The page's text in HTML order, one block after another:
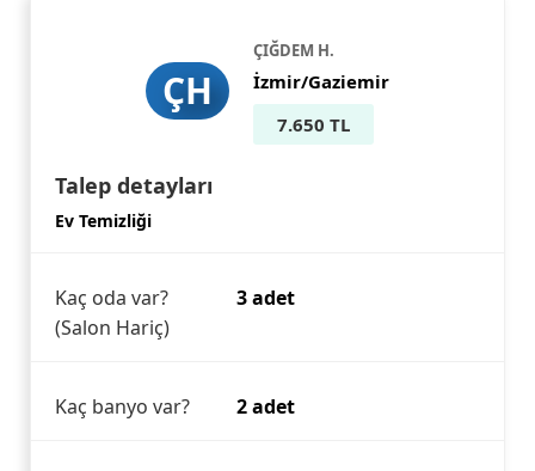
ÇH
ÇIĞDEM H.
İzmir/Gaziemir
7.650 TL
Talep detayları
Ev Temizliği
Kaç oda var?
(Salon Hariç)
3 adet
Kaç banyo var? 2 adet